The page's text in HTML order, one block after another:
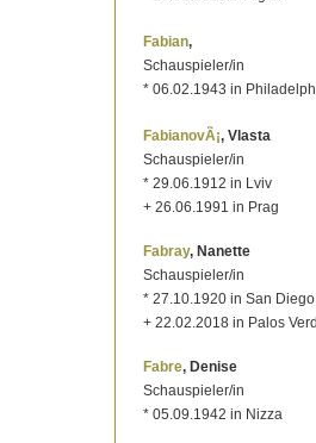
Fabian,
Schauspieler/in
* 06.02.1943 in
FabianovÃ¡, Vlasta
Schauspieler/in
* 29.06.1912 in Lviv
+ 26.06.1991 in Prag
Fabray, Nanette
Schauspieler/in
* 27.10.1920 in San
+ 22.02.2018 in Palos
Fabre, Denise
Schauspieler/in
* 05.09.1942 in Nizza